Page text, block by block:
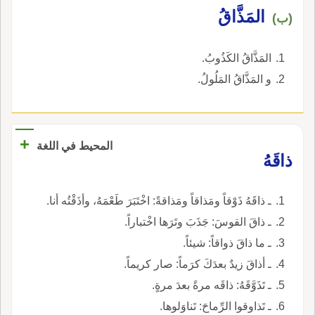
(ب) المَذَّاقُ
المَذَّاقُ الكَذُوبُ.
و المَذَّاقُ المَلُولُ.
المحيط في اللغة
+
ذاقَهُ
ـ ذاقَهُ ذَوْقاً ومَذاقاً ومَذاقةً: اخْتَبَرَ طَعْمَهُ، وأذَقْتُه أنا.
ـ ذاقَ القوسَ: جَذَبَ وتَرَها اخْتباراً.
ـ ما ذاقَ ذواقاً: شيئاً.
ـ أذاقَ زيدٌ بعدَكَ كرَماً: صار كريماً.
ـ تَذَوَّقَهُ: ذاقَه مرةً بعدَ مرةٍ.
ـ تَذاوقوا الرِّماحَ: تَناوَلوها.